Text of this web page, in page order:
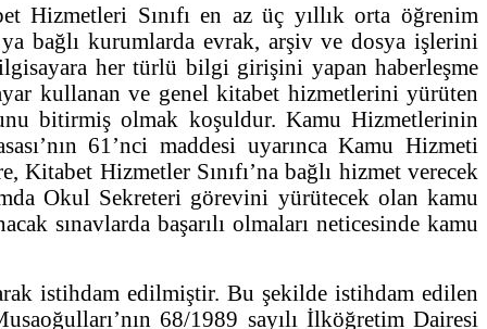
Sınıfı en az üç yıllık orta öğrenim
bağlı kurumlarda evrak, arşiv ve dosya işlerini
her türlü bilgi girişini yapan haberleşme
kullanan ve genel kitabet hizmetlerini yürüten
bitirmiş olmak koşuldur. Kamu Hizmetlerinin
61’nci maddesi uyarınca Kamu Hizmeti
Hizmetler Sınıfı’na bağlı hizmet verecek
Okul Sekreteri görevini yürütecek olan kamu
sınavlarda başarılı olmaları neticesinde kamu
istihdam edilmiştir. Bu şekilde istihdam edilen
68/1989 sayılı İlköğretim Dairesi